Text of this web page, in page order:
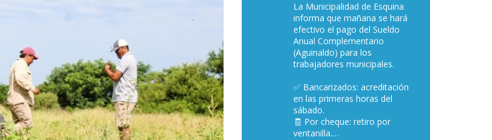
La Municipalidad de Esquina
informa que mañana se hará
efectivo el pago del Sueldo
Anual Complementario
(Aguinaldo) para los
trabajadores municipales.
✅ Bancarizados: acreditación
en las primeras horas del
sábado.
🧾 Por cheque: retiro por
ventanilla.…